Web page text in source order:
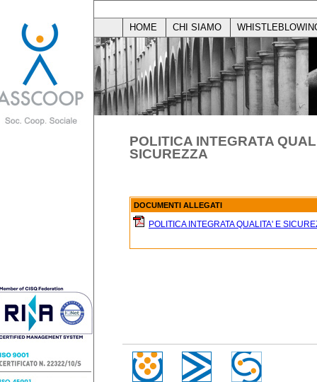
HOME CHI SIAMO
POLITICA INTEGRATA
SICUREZZA
DOCUMENTI ALLEGATI
POLITICA INTEGRATA QUALITA' E